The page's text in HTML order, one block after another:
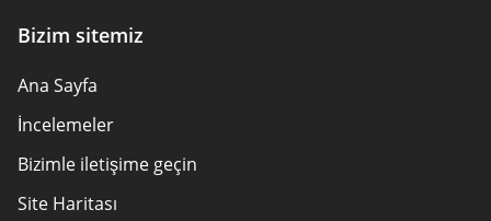
Bizim sitemiz
Ana Sayfa
İncelemeler
Bizimle iletişime geçin
Site Haritası